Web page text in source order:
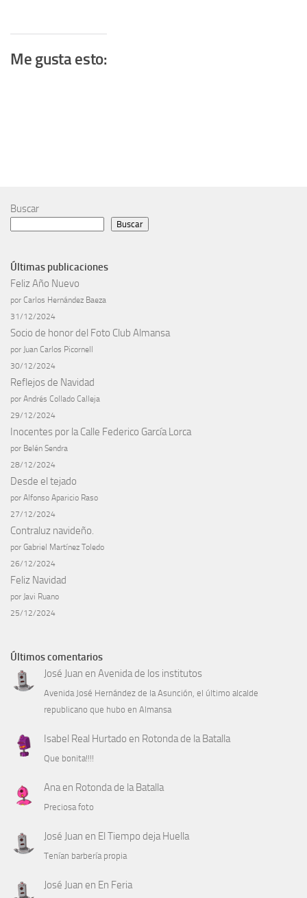
Me gusta esto:
Buscar
Buscar
Últimas publicaciones
Feliz Año Nuevo
por Carlos Hernández Baeza
31/12/2024
Socio de honor del Foto Club Almansa
por Juan Carlos Picornell
30/12/2024
Reflejos de Navidad
por Andrés Collado Calleja
29/12/2024
Inocentes por la Calle Federico García Lorca
por Belén Sendra
28/12/2024
Desde el tejado
por Alfonso Aparicio Raso
27/12/2024
Contraluz navideño.
por Gabriel Martínez Toledo
26/12/2024
Feliz Navidad
por Javi Ruano
25/12/2024
Últimos comentarios
José Juan en Avenida de los institutos
Avenida José Hernández de la Asunción, el último alcalde
republicano que hubo en Almansa
Isabel Real Hurtado en Rotonda de la Batalla
Que bonita!!!!
Anaen Rotonda de la Batalla
Preciosa foto
José Juan en El Tiempo deja Huella
Tenían barbería propia
José Juan en En Feria